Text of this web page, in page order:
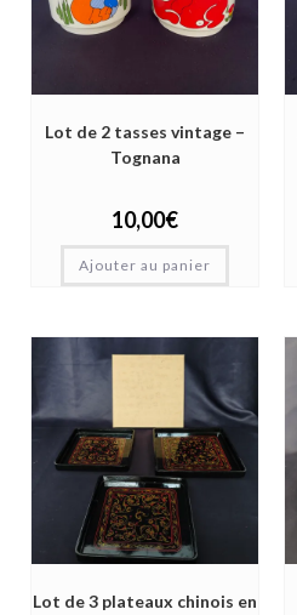
Lot de 2 tasses vintage –
Tognana
10,00€
Ajouter au panier
Lot de 3 plateaux chinois en